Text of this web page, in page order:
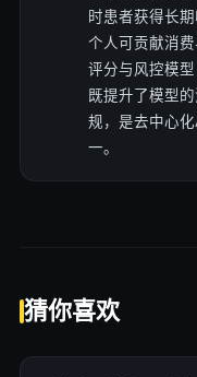
时患者获得长
个人可贡献消
评分与风控模
既提升了模型
规，是去中心
一。
猜你喜欢